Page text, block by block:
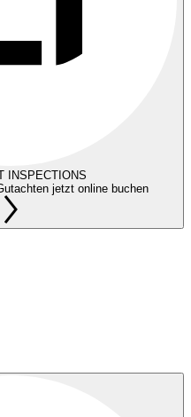
INSPECTIONS
jetzt online buchen